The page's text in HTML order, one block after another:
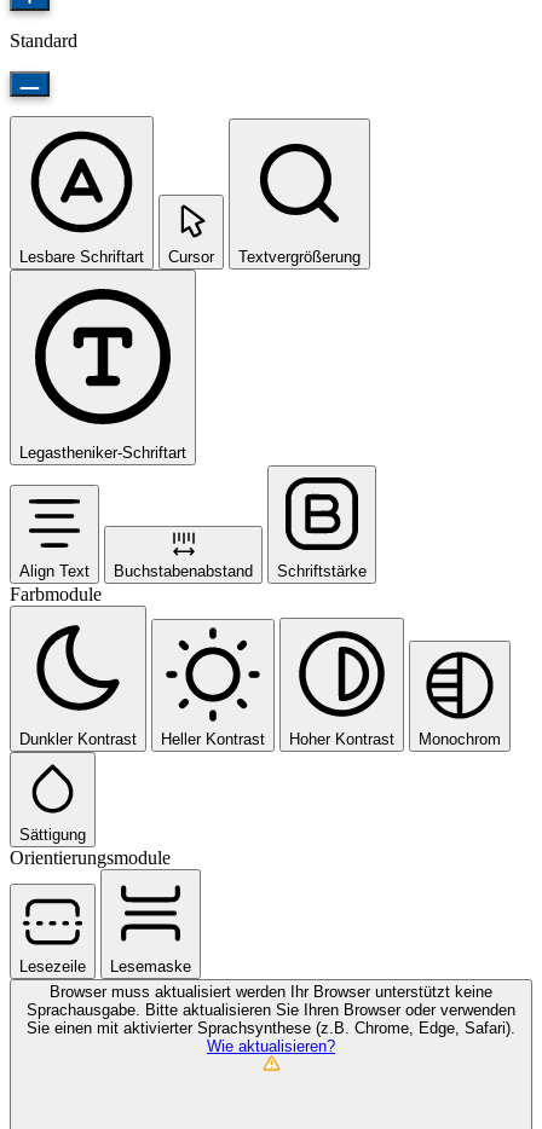
Standard
Lesbare Schriftart Cursor Textvergrößerung
Legastheniker-Schriftart
Align Text Buchstabenabstand Schriftstärke
Farbmodule
Dunkler Kontrast Heller Kontrast Hoher Kontrast Monochrom
Sättigung
Orientierungsmodule
Lesezeile
Lesemaske
Browser muss aktualisiert werden Ihr Browser unterstützt keine
Sprachausgabe. Bitte aktualisieren Sie Ihren Browser oder verwenden
Sie einen mit aktivierter Sprachsynthese (z.B. Chrome, Edge, Safari).
Wie aktualisieren?